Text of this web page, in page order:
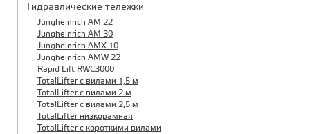
Гидравлические тележки
Jungheinrich AM 22
Jungheinrich AM 30
Jungheinrich AMX 10
Jungheinrich AMW 22
Rapid Lift RWC3000
TotalLifter с вилами 1,5 м
TotalLifter с вилами 2 м
TotalLifter с вилами 2,5 м
TotalLifter низкорамная
TotalLifter с короткими вилами